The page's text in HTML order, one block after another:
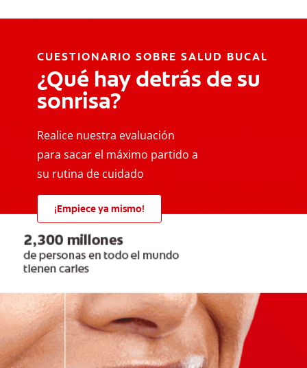
CUESTIONARIO SOBRE SALUD BUCAL
¿Qué hay detrás de su
sonrisa?
Realice nuestra evaluación
para sacar el máximo partido a
su rutina de cuidado
¡Empiece ya mismo!